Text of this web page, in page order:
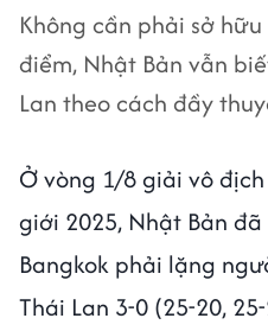
Không cần phải sở
điểm, Nhật Bản vẫn
Lan theo cách đầy
Ở vòng 1/8 giải vô
giới 2025, Nhật Bản
Bangkok phải lặng
Thái Lan 3-0 (25-20,